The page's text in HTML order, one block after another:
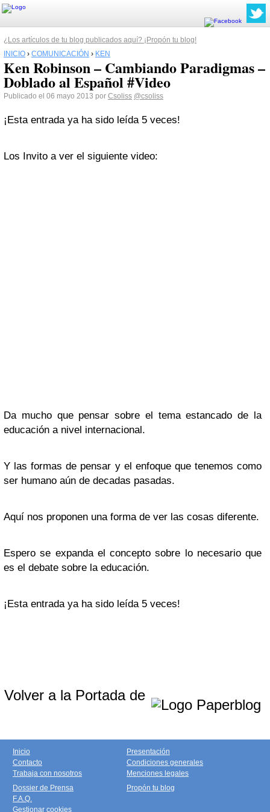
¿Los artículos de tu blog publicados aquí? ¡Propón tu blog!
INICIO › COMUNICACIÓN › KEN
Ken Robinson – Cambiando Paradigmas –
Doblado al Español #Video
Publicado el 06 mayo 2013 por Csoliss @csoliss
¡Esta entrada ya ha sido leída 5 veces!
Los Invito a ver el siguiente video:
Da mucho que pensar sobre el tema estancado de la
educación a nivel internacional.
Y las formas de pensar y el enfoque que tenemos como
ser humano aún de decadas pasadas.
Aquí nos proponen una forma de ver las cosas diferente.
Espero se expanda el concepto sobre lo necesario que
es el debate sobre la educación.
¡Esta entrada ya ha sido leída 5 veces!
Volver a la Portada de
Inicio
Contacto
Trabaja con nosotros
Presentación
Condiciones generales
Menciones legales
Dossier de Prensa
F.A.Q.
Gestionar cookies
Propón tu blog